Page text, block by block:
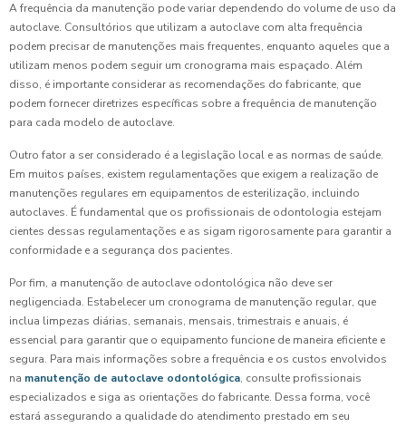
A frequência da manutenção pode variar dependendo do volume de uso da
autoclave. Consultórios que utilizam a autoclave com alta frequência
podem precisar de manutenções mais frequentes, enquanto aqueles que a
utilizam menos podem seguir um cronograma mais espaçado. Além
disso, é importante considerar as recomendações do fabricante, que
podem fornecer diretrizes específicas sobre a frequência de manutenção
para cada modelo de autoclave.
Outro fator a ser considerado é a legislação local e as normas de saúde.
Em muitos países, existem regulamentações que exigem a realização de
manutenções regulares em equipamentos de esterilização, incluindo
autoclaves. É fundamental que os profissionais de odontologia estejam
cientes dessas regulamentações e as sigam rigorosamente para garantir a
conformidade e a segurança dos pacientes.
Por fim, a manutenção de autoclave odontológica não deve ser
negligenciada. Estabelecer um cronograma de manutenção regular, que
inclua limpezas diárias, semanais, mensais, trimestrais e anuais, é
essencial para garantir que o equipamento funcione de maneira eficiente e
segura. Para mais informações sobre a frequência e os custos envolvidos
na manutenção de autoclave odontológica, consulte profissionais
especializados e siga as orientações do fabricante. Dessa forma, você
estará assegurando a qualidade do atendimento prestado em seu